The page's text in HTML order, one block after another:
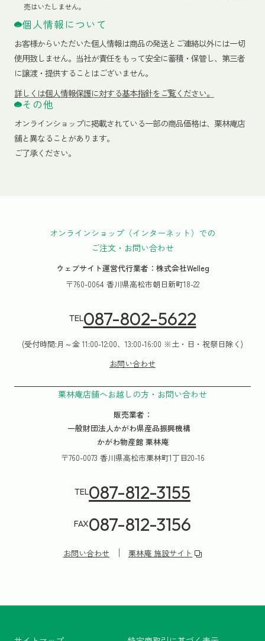
売はいたしません。
個人情報について
お客様からいただいた個人情報は商品の発送とご連絡以外には一切
使用致しません。当社が責任をもって安全に蓄積・保管し、第三者
に譲渡・提供することはございません。
詳しくは個人情報保護に対する基本指針をご覧ください。
その他
オンラインショップに掲載されている一部の商品価格は、栗林庵店
舗と異なることがあります。
ご了承ください。
オンラインショップ（インターネット）での
ご注文・お問い合わせ
ウェブサイト運営代行業者：株式会社Welleg
〒760-0064 香川県高松市朝日新町18-22
TEL087-802-5622
(受付時間:月～金 11:00-12:00、13:00-16:00 ※土・日・祝祭日除く)
お問い合わせ
栗林庵店舗へお越しの方・お問い合わせ
販売業者：
一般財団法人かがわ県産品振興機構
かがわ物産館 栗林庵
〒760-0073 香川県高松市栗林町1丁目20-16
TEL087-812-3155
FAX087-812-3156
お問い合わせ 栗林庵 施設サイト